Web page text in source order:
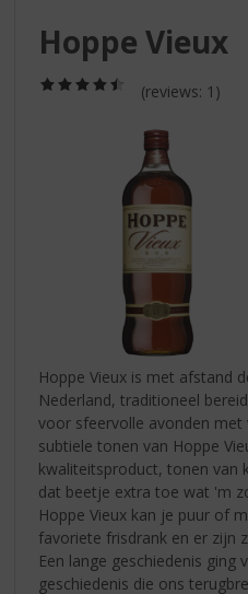
Hoppe Vieux
/
(reviews: 1)
Hoppe Vieux is met afstand
Nederland, traditioneel
voor sfeervolle avonden met
subtiele tonen van Hoppe
kwaliteitsproduct, tonen van
dat beetje extra toe wat 'm
Hoppe Vieux kan je puur of
favoriete frisdrank en er zijn
Een lange geschiedenis ging
geschiedenis die ons